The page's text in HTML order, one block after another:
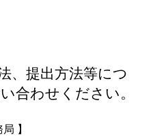
、提出方法等につ
合わせください。
】